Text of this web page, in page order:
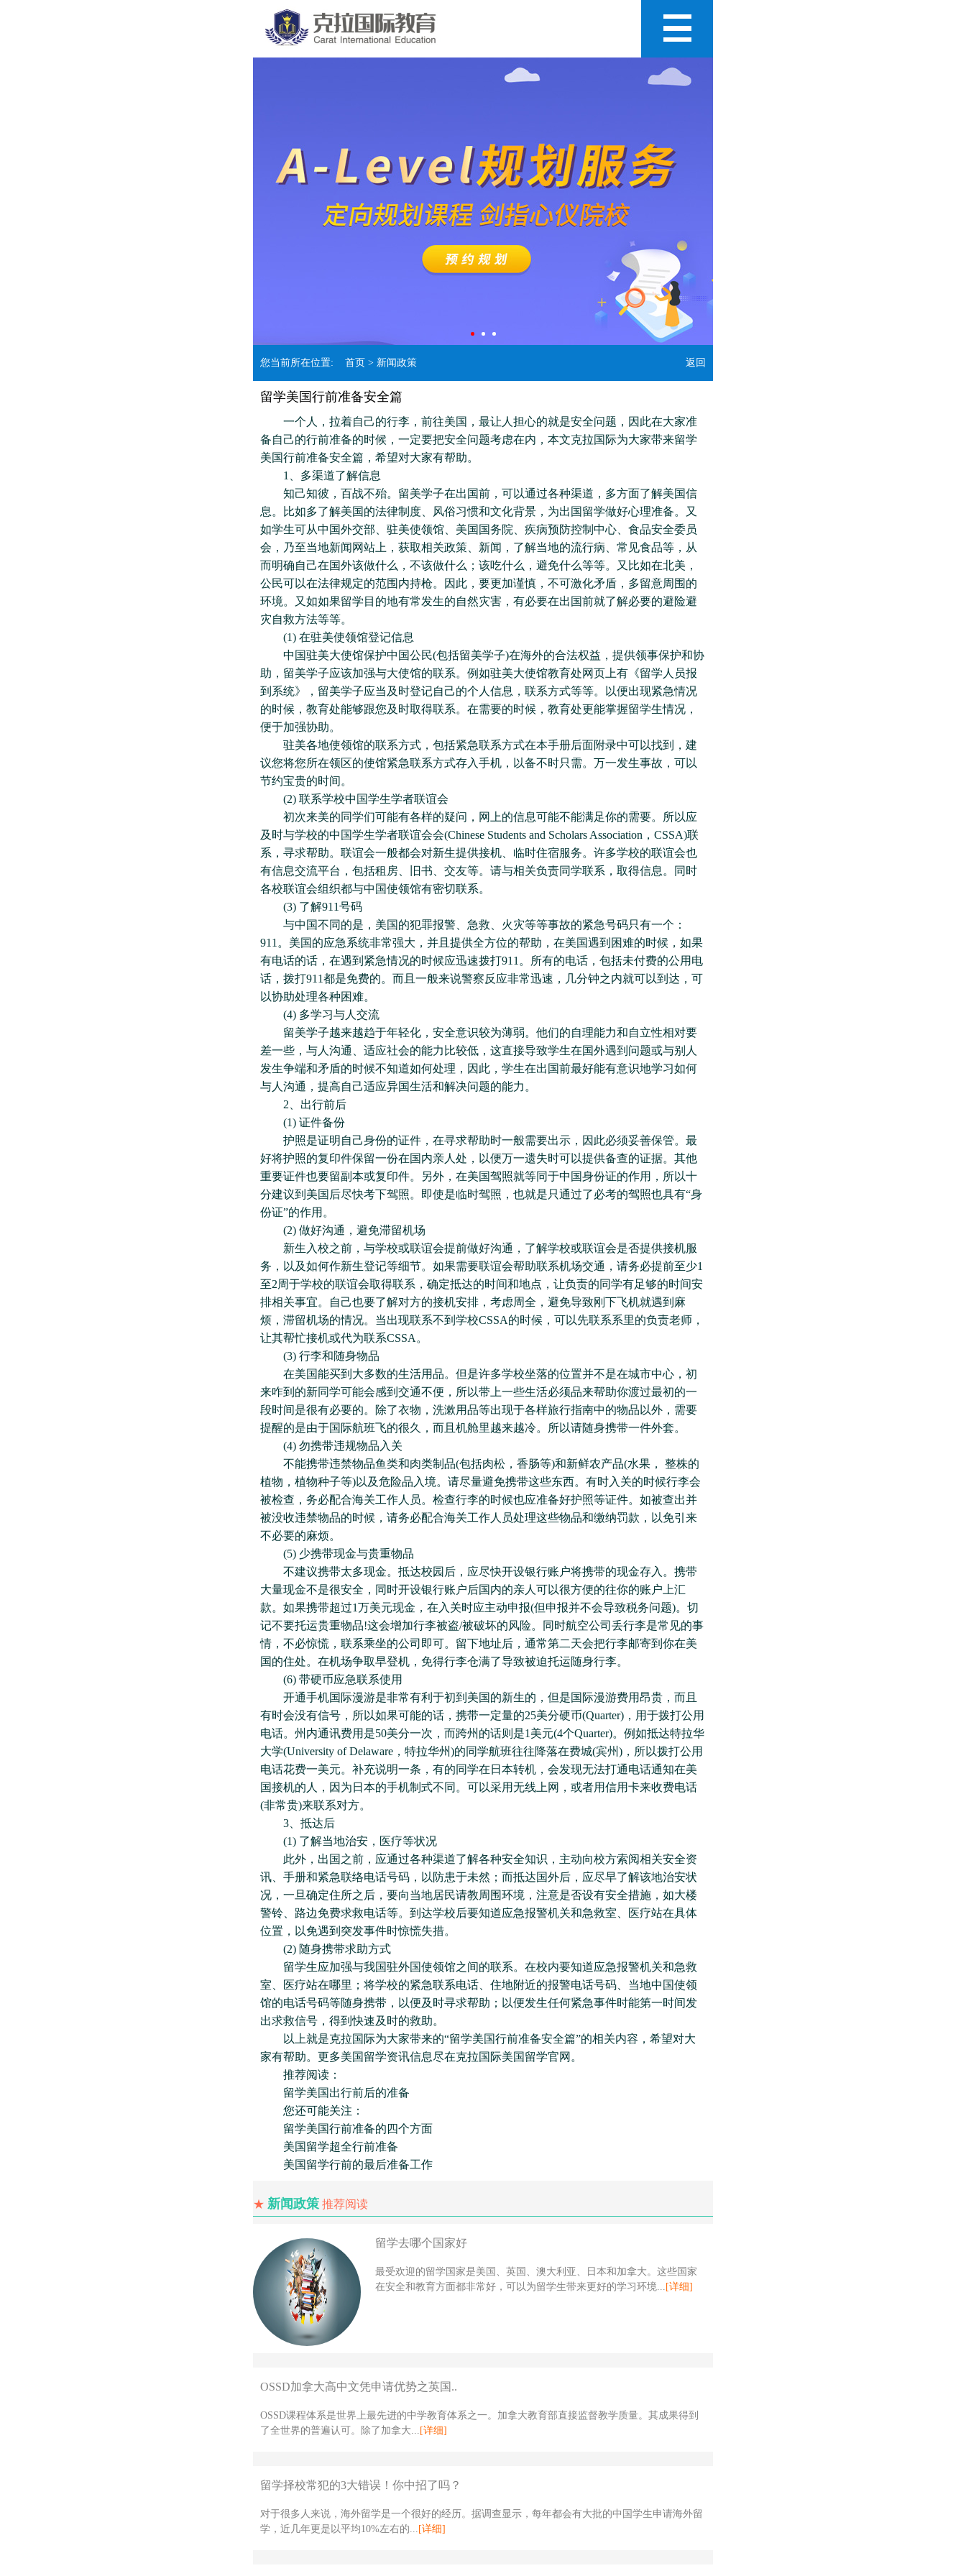
您当前所在位置: 首页 > 新闻政策 返回
留学美国行前准备安全篇
一个人，拉着自己的行李，前往美国，最让人担心的就是安全问题，因此在大家准
备自己的行前准备的时候，一定要把安全问题考虑在内，本文克拉国际为大家带来留学
美国行前准备安全篇，希望对大家有帮助。
1、多渠道了解信息
知己知彼，百战不殆。留美学子在出国前，可以通过各种渠道，多方面了解美国信
息。比如多了解美国的法律制度、风俗习惯和文化背景，为出国留学做好心理准备。又
如学生可从中国外交部、驻美使领馆、美国国务院、疾病预防控制中心、食品安全委员
会，乃至当地新闻网站上，获取相关政策、新闻，了解当地的流行病、常见食品等，从
而明确自己在国外该做什么，不该做什么；该吃什么，避免什么等等。又比如在北美，
公民可以在法律规定的范围内持枪。因此，要更加谨慎，不可激化矛盾，多留意周围的
环境。又如如果留学目的地有常发生的自然灾害，有必要在出国前就了解必要的避险避
灾自救方法等等。
(1) 在驻美使领馆登记信息
中国驻美大使馆保护中国公民(包括留美学子)在海外的合法权益，提供领事保护和协
助，留美学子应该加强与大使馆的联系。例如驻美大使馆教育处网页上有《留学人员报
到系统》，留美学子应当及时登记自己的个人信息，联系方式等等。以便出现紧急情况
的时候，教育处能够跟您及时取得联系。在需要的时候，教育处更能掌握留学生情况，
便于加强协助。
驻美各地使领馆的联系方式，包括紧急联系方式在本手册后面附录中可以找到，建
议您将您所在领区的使馆紧急联系方式存入手机，以备不时只需。万一发生事故，可以
节约宝贵的时间。
(2) 联系学校中国学生学者联谊会
初次来美的同学们可能有各样的疑问，网上的信息可能不能满足你的需要。所以应
及时与学校的中国学生学者联谊会会(Chinese Students and Scholars Association，CSSA)联
系，寻求帮助。联谊会一般都会对新生提供接机、临时住宿服务。许多学校的联谊会也
有信息交流平台，包括租房、旧书、交友等。请与相关负责同学联系，取得信息。同时
各校联谊会组织都与中国使领馆有密切联系。
(3) 了解911号码
与中国不同的是，美国的犯罪报警、急救、火灾等等事故的紧急号码只有一个：
911。美国的应急系统非常强大，并且提供全方位的帮助，在美国遇到困难的时候，如果
有电话的话，在遇到紧急情况的时候应迅速拨打911。所有的电话，包括未付费的公用电
话，拨打911都是免费的。而且一般来说警察反应非常迅速，几分钟之内就可以到达，可
以协助处理各种困难。
(4) 多学习与人交流
留美学子越来越趋于年轻化，安全意识较为薄弱。他们的自理能力和自立性相对要
差一些，与人沟通、适应社会的能力比较低，这直接导致学生在国外遇到问题或与别人
发生争端和矛盾的时候不知道如何处理，因此，学生在出国前最好能有意识地学习如何
与人沟通，提高自己适应异国生活和解决问题的能力。
2、出行前后
(1) 证件备份
护照是证明自己身份的证件，在寻求帮助时一般需要出示，因此必须妥善保管。最
好将护照的复印件保留一份在国内亲人处，以便万一遗失时可以提供备查的证据。其他
重要证件也要留副本或复印件。另外，在美国驾照就等同于中国身份证的作用，所以十
分建议到美国后尽快考下驾照。即使是临时驾照，也就是只通过了必考的驾照也具有“身
份证”的作用。
(2) 做好沟通，避免滞留机场
新生入校之前，与学校或联谊会提前做好沟通，了解学校或联谊会是否提供接机服
务，以及如何作新生登记等细节。如果需要联谊会帮助联系机场交通，请务必提前至少1
至2周于学校的联谊会取得联系，确定抵达的时间和地点，让负责的同学有足够的时间安
排相关事宜。自己也要了解对方的接机安排，考虑周全，避免导致刚下飞机就遇到麻
烦，滞留机场的情况。当出现联系不到学校CSSA的时候，可以先联系系里的负责老师，
让其帮忙接机或代为联系CSSA。
(3) 行李和随身物品
在美国能买到大多数的生活用品。但是许多学校坐落的位置并不是在城市中心，初
来咋到的新同学可能会感到交通不便，所以带上一些生活必须品来帮助你渡过最初的一
段时间是很有必要的。除了衣物，洗漱用品等出现于各样旅行指南中的物品以外，需要
提醒的是由于国际航班飞的很久，而且机舱里越来越冷。所以请随身携带一件外套。
(4) 勿携带违规物品入关
不能携带违禁物品鱼类和肉类制品(包括肉松，香肠等)和新鲜农产品(水果， 整株的
植物，植物种子等)以及危险品入境。请尽量避免携带这些东西。有时入关的时候行李会
被检查，务必配合海关工作人员。检查行李的时候也应准备好护照等证件。如被查出并
被没收违禁物品的时候，请务必配合海关工作人员处理这些物品和缴纳罚款，以免引来
不必要的麻烦。
(5) 少携带现金与贵重物品
不建议携带太多现金。抵达校园后，应尽快开设银行账户将携带的现金存入。携带
大量现金不是很安全，同时开设银行账户后国内的亲人可以很方便的往你的账户上汇
款。如果携带超过1万美元现金，在入关时应主动申报(但申报并不会导致税务问题)。切
记不要托运贵重物品!这会增加行李被盗/被破坏的风险。同时航空公司丢行李是常见的事
情，不必惊慌，联系乘坐的公司即可。留下地址后，通常第二天会把行李邮寄到你在美
国的住处。在机场争取早登机，免得行李仓满了导致被迫托运随身行李。
(6) 带硬币应急联系使用
开通手机国际漫游是非常有利于初到美国的新生的，但是国际漫游费用昂贵，而且
有时会没有信号，所以如果可能的话，携带一定量的25美分硬币(Quarter)，用于拨打公用
电话。州内通讯费用是50美分一次，而跨州的话则是1美元(4个Quarter)。例如抵达特拉华
大学(University of Delaware，特拉华州)的同学航班往往降落在费城(宾州)，所以拨打公用
电话花费一美元。补充说明一条，有的同学在日本转机，会发现无法打通电话通知在美
国接机的人，因为日本的手机制式不同。可以采用无线上网，或者用信用卡来收费电话
(非常贵)来联系对方。
3、抵达后
(1) 了解当地治安，医疗等状况
此外，出国之前，应通过各种渠道了解各种安全知识，主动向校方索阅相关安全资
讯、手册和紧急联络电话号码，以防患于未然；而抵达国外后，应尽早了解该地治安状
况，一旦确定住所之后，要向当地居民请教周围环境，注意是否设有安全措施，如大楼
警铃、路边免费求救电话等。到达学校后要知道应急报警机关和急救室、医疗站在具体
位置，以免遇到突发事件时惊慌失措。
(2) 随身携带求助方式
留学生应加强与我国驻外国使领馆之间的联系。在校内要知道应急报警机关和急救
室、医疗站在哪里；将学校的紧急联系电话、住地附近的报警电话号码、当地中国使领
馆的电话号码等随身携带，以便及时寻求帮助；以便发生任何紧急事件时能第一时间发
出求救信号，得到快速及时的救助。
以上就是克拉国际为大家带来的“留学美国行前准备安全篇”的相关内容，希望对大
家有帮助。更多美国留学资讯信息尽在克拉国际美国留学官网。
推荐阅读：
留学美国出行前后的准备
您还可能关注：
留学美国行前准备的四个方面
美国留学超全行前准备
美国留学行前的最后准备工作
★ 新闻政策 推荐阅读
留学去哪个国家好
最受欢迎的留学国家是美国、英国、澳大利亚、日本和加拿大。这些国家
在安全和教育方面都非常好，可以为留学生带来更好的学习环境... [详细]
OSSD加拿大高中文凭申请优势之英国..
OSSD课程体系是世界上最先进的中学教育体系之一。加拿大教育部直接监督教学质量。其成果得到
了全世界的普遍认可。除了加拿大... [详细]
留学择校常犯的3大错误！你中招了吗？
对于很多人来说，海外留学是一个很好的经历。据调查显示，每年都会有大批的中国学生申请海外留
学，近几年更是以平均10%左右的... [详细]